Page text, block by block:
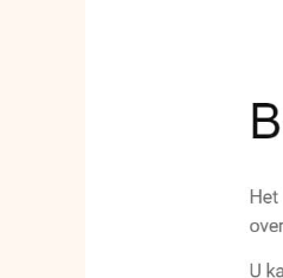
Nieuwe
website
Belgisch